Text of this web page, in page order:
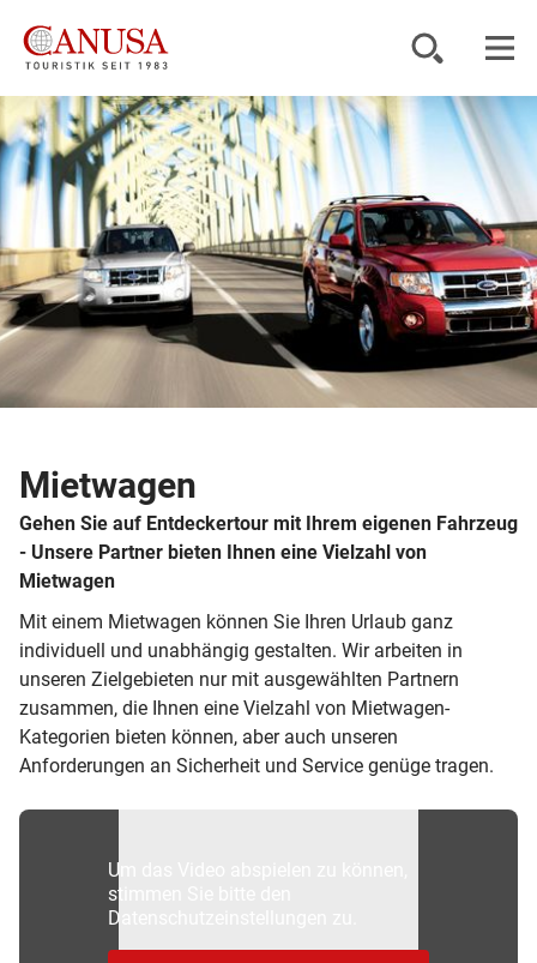
Reiseziele
Reisearten
Inspiration
Service
Mietwagen
Gehen Sie auf Entdeckertour mit Ihrem eigenen Fahrzeug
- Unsere Partner bieten Ihnen eine Vielzahl von
Mietwagen
Mit einem Mietwagen können Sie Ihren Urlaub ganz
individuell und unabhängig gestalten. Wir arbeiten in
unseren Zielgebieten nur mit ausgewählten Partnern
zusammen, die Ihnen eine Vielzahl von Mietwagen-
Kategorien bieten können, aber auch unseren
Anforderungen an Sicherheit und Service genüge tragen.
Um das Video abspielen zu können,
stimmen Sie bitte den
Datenschutzeinstellungen zu.